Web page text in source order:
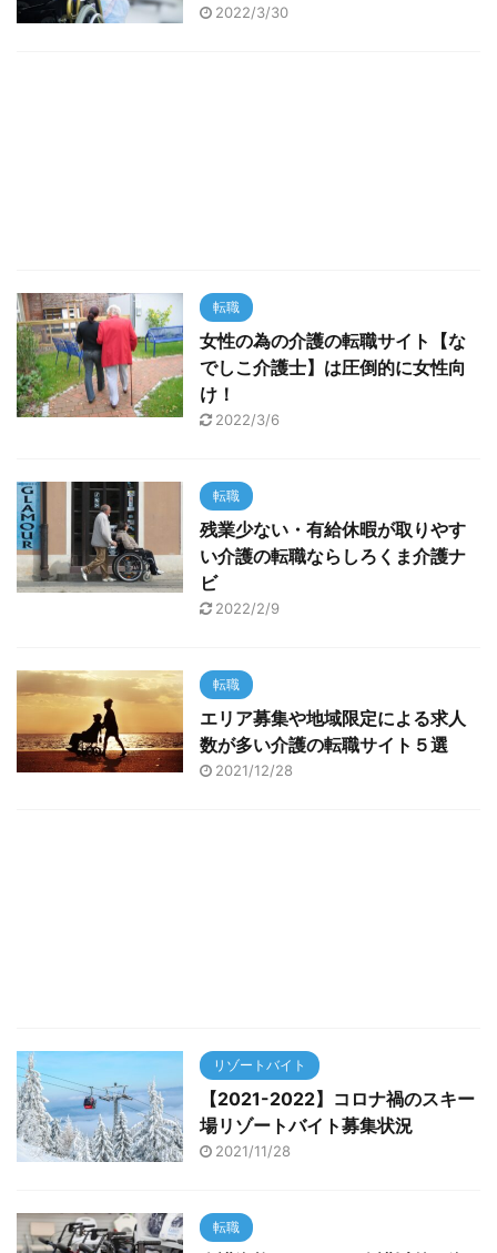
2022/3/30
転職
女性の為の介護の転職サイト【な
でしこ介護士】は圧倒的に女性向
け！
2022/3/6
転職
残業少ない・有給休暇が取りやす
い介護の転職ならしろくま介護ナ
ビ
2022/2/9
転職
エリア募集や地域限定による求人
数が多い介護の転職サイト５選
2021/12/28
リゾートバイト
【2021-2022】コロナ禍のスキー
場リゾートバイト募集状況
2021/11/28
転職